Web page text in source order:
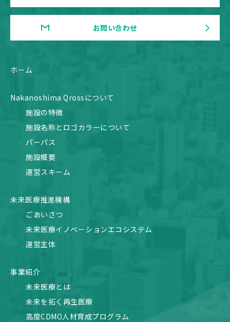
お問い合わせ
ホーム
Nakanoshima Qrossについて
施設の特徴
施設名称とロゴカラーについて
パーパス
施設概要
運営スキーム
未来医療推進機構
ごあいさつ
未来医療イノベーションエコシステム
運営主体
事業紹介
未来医療とは
未来を拓く再生医療
高度CDMO人材育成プログラム